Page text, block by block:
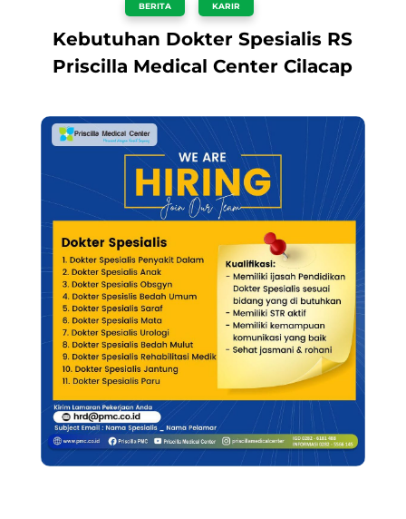
BERITA KARIR
Kebutuhan Dokter Spesialis RS
Priscilla Medical Center Cilacap